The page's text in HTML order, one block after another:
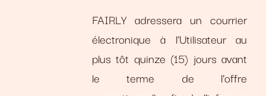
FAIRLY adressera un courrier
électronique à l’Utilisateur au
plus tôt quinze (15) jours avant
le terme de l’offre